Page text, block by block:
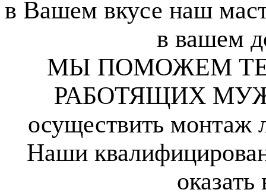
в Вашем вкусе наш
в вашем
МЫ ПОМОЖЕМ
РАБОТЯЩИХ
осуществить
Наши